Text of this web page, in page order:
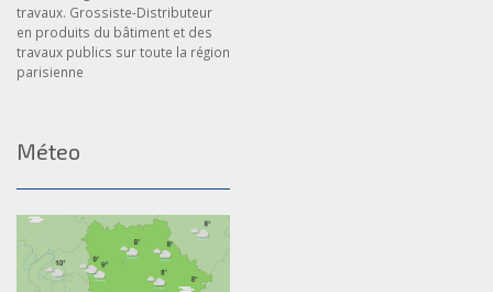
travaux. Grossiste-Distributeur
en produits du bâtiment et des
travaux publics sur toute la région
parisienne
Méteo